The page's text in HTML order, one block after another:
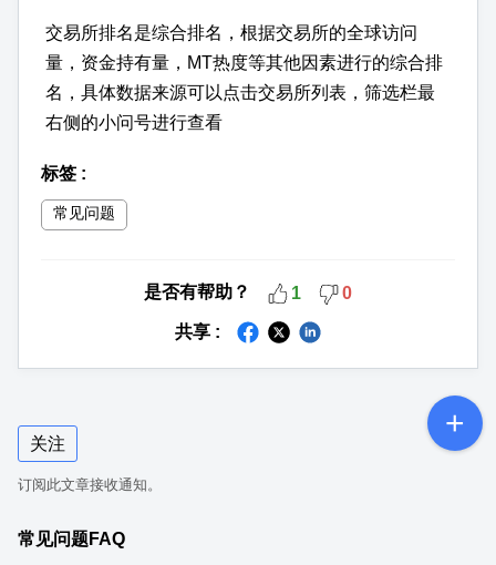
交易所排名是综合排名，根据交易所的全球访问
量，资金持有量，MT热度等其他因素进行的综合排
名，具体数据来源可以点击交易所列表，筛选栏最
右侧的小问号进行查看
标签 :
常见问题
是否有帮助？ 1 0
共享 :
关注
订阅此文章接收通知。
常见问题FAQ